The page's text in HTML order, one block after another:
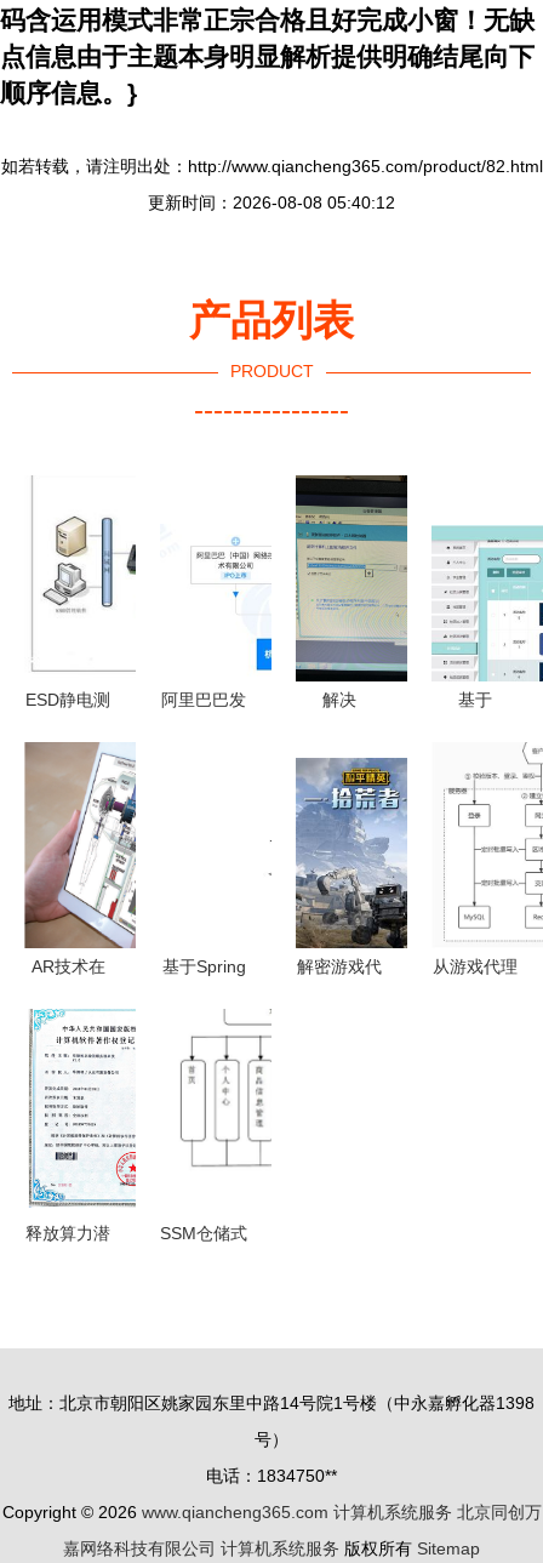
码含运用模式非常正宗合格且好完成小窗！无缺
点信息由于主题本身明显解析提供明确结尾向下
顺序信息。}
如若转载，请注明出处：http://www.qiancheng365.com/product/82.html
更新时间：2026-08-08 05:40:12
产品列表
PRODUCT
----------------
ESD静电测
工厂企业安
全生产的科
技守门人
阿里巴巴发
解决
Server
2012/2016/2019
Intel网卡驱
动数字签名
安装方法
基于
Vue的校园
社团管理系
统设计与实
现 计算机
毕设技术解
析
AR技术在
控制领域的
应用前奏
构建情景移
动性新生态
基于Spring
防伪营销系
统设计与实
现——计算
机毕设新突
解密游戏代
从游戏代理
释放算力潜
SSM仓储式
案
地址：北京市朝阳区姚家园东里中路14号院1号楼（中永嘉孵化器1398
号）
电话：1834750**
Copyright © 2026 www.qiancheng365.com 计算机系统服务 北京同创万
嘉网络科技有限公司 计算机系统服务 版权所有 Sitemap